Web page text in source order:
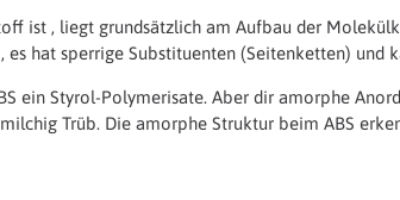
ist , liegt grundsätzlich am Aufbau der
es hat sperrige Substituenten (Seitenketten)
ein Styrol-Polymerisate. Aber dir amorphe
Trüb. Die amorphe Struktur beim ABS